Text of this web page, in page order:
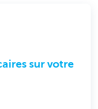
sur votre